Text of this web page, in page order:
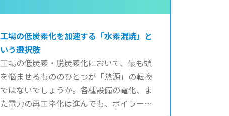
工場の低炭素化を加速する「水素混焼」と
いう選択肢
工場の低炭素・脱炭素化において、最も頭
を悩ませるもののひとつが「熱源」の転換
ではないでしょうか。各種設備の電化、ま
た電力の再エネ化は進んでも、ボイラーや